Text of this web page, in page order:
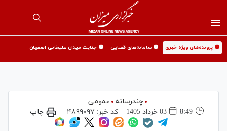
🟡 پرونده‌های ویژه خبری 🟡 سامانه‌های قضایی 🟡 جنایت میدان علیخانی اصفهان
چندرسانه
عمومی
8:49
03 خرداد 1405 کد خبر: ۴۸۹۹۰۹۷ چاپ